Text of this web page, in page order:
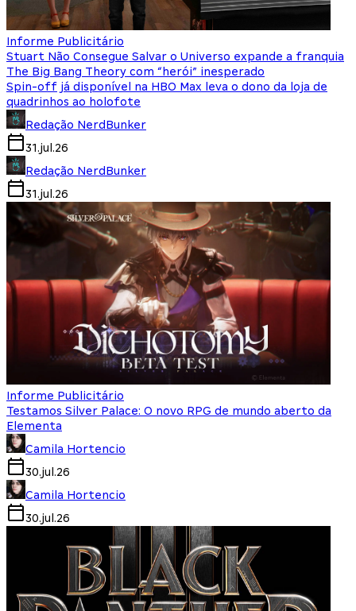
Informe Publicitário
Stuart Não Consegue Salvar o Universo expande a franquia
The Big Bang Theory com “herói” inesperado
Spin-off já disponível na HBO Max leva o dono da loja de
quadrinhos ao holofote
Redação NerdBunker
31.jul.26
Redação NerdBunker
31.jul.26
Informe Publicitário
Testamos Silver Palace: O novo RPG de mundo aberto da
Elementa
Camila Hortencio
30.jul.26
Camila Hortencio
30.jul.26